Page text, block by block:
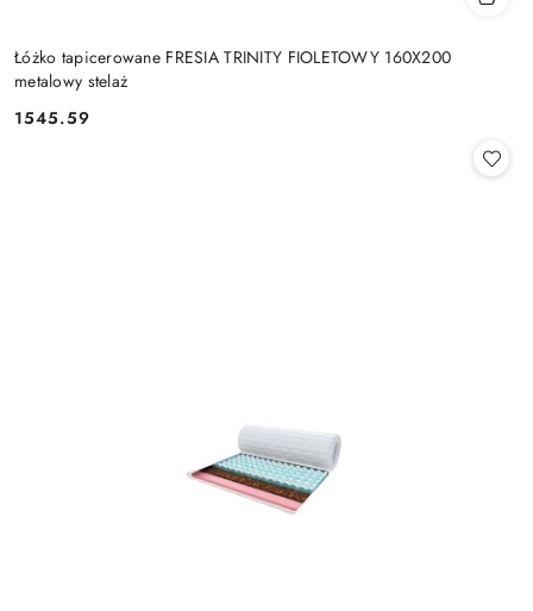
Łóżko tapicerowane FRESIA TRINITY FIOLETOWY 160X200
metalowy stelaż
Cena:
1545.59